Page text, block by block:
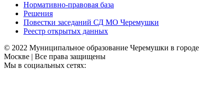
Нормативно-правовая база
Решения
Повестки заседаний СД МО Черемушки
Реестр открытых данных
© 2022 Муниципальное образование Черемушки в городе
Москве | Все права защищены
Мы в социальных сетях: